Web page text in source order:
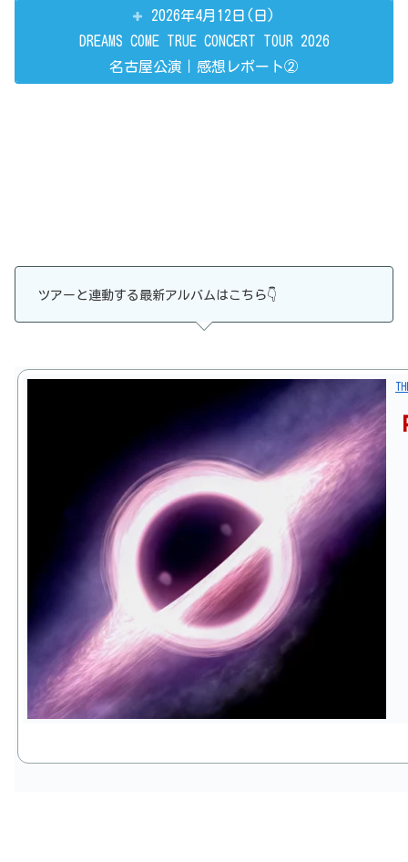
2026年4月12日(日)
DREAMS COME TRUE CONCERT TOUR 2026
名古屋公演｜感想レポート②
ツアーと連動する最新アルバムはこちら👇